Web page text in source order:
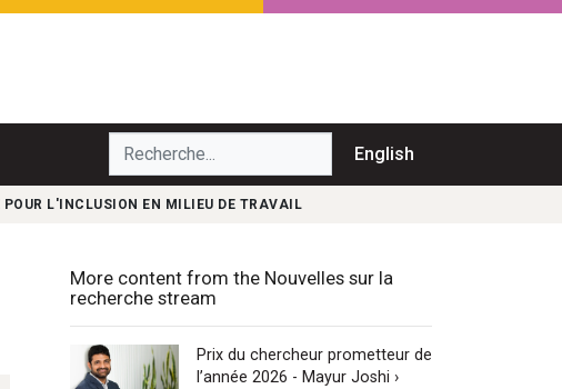
Recherche... English
L'INCLUSION EN MILIEU DE TRAVAIL
More content from the Nouvelles sur la
recherche stream
Prix du chercheur prometteur de
l’année 2026 - Mayur Joshi ›